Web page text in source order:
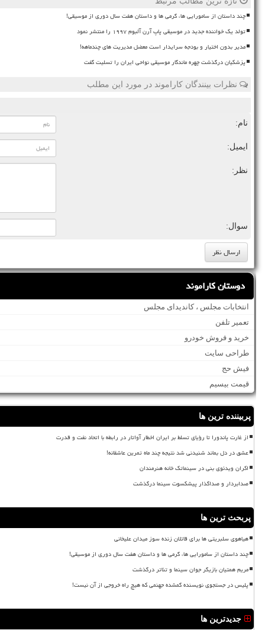
چند داستان از سامورایی ها، گرمی ها و داستان هفت سال دوری از موسیقی!
تولد یک خواننده جدید در موسیقی پاپ آرن آلبوم ۱۹۹۷ را منتشر نمود
مدیر بدون اختیار و بودجه سرایدار است معضل مدیریت های چندماهه!
پزشکیان درگذشت چهره ماندگار موسیقی نواحی ایران را تسلیت گفت
نظرات بینندگان کاراموند در مورد این مطلب
نام:
ایمیل:
نظر:
سوال:
دوستان کاراموند
انتخابات مجلس ، کاندیدای مجلس
تعمیر تلفن
خرید و فروش خودرو
طراحی سایت
فیش حج
قیمت بیسیم
پربیننده ترین ها
از غارت پاندورا تا رؤیای تسلط بر ایران اخطار آواتار در رابطه با اتحاد نفت و قدرت
عشق در دل بماند شنیدنی شد نتیجه چند ماه تمرین عاشقانه!
اکران ویدئوی بنی در سینماتک خانه هنرمندان
صدابردار و صداگذار پیشکسوت سینما درگذشت
پربحث ترین ها
هیاهوی سلبریتی ها برای قاتلان زنده سوز میدان علیخانی
چند داستان از سامورایی ها، گرمی ها و داستان هفت سال دوری از موسیقی!
مریم همتیان بازیگر جوان سینما و تئاتر درگذشت
پلیس در جستجوی نویسنده گمشده جهنمی که هیچ راه خروجی از آن نیست!
جدیدترین ها